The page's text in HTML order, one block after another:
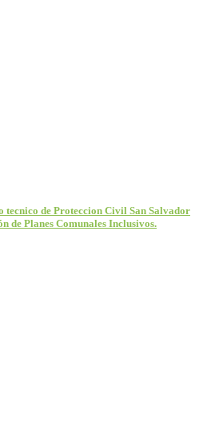
tecnico de Proteccion Civil San Salvador
de Planes Comunales Inclusivos.